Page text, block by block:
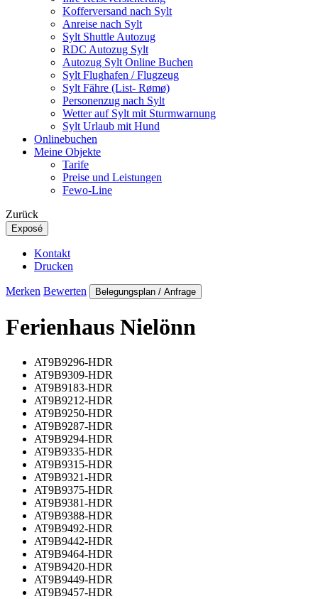
Kofferversand nach Sylt
Anreise nach Sylt
Sylt Shuttle Autozug
RDC Autozug Sylt
Autozug Sylt Online Buchen
Sylt Flughafen / Flugzeug
Sylt Fähre (List- Rømø)
Personenzug nach Sylt
Wetter auf Sylt mit Sturmwarnung
Sylt Urlaub mit Hund
Onlinebuchen
Meine Objekte
Tarife
Preise und Leistungen
Fewo-Line
Zurück
Exposé
Kontakt
Drucken
Merken Bewerten Belegungsplan / Anfrage
Ferienhaus Nielönn
AT9B9296-HDR
AT9B9309-HDR
AT9B9183-HDR
AT9B9212-HDR
AT9B9250-HDR
AT9B9287-HDR
AT9B9294-HDR
AT9B9335-HDR
AT9B9315-HDR
AT9B9321-HDR
AT9B9375-HDR
AT9B9381-HDR
AT9B9388-HDR
AT9B9492-HDR
AT9B9442-HDR
AT9B9464-HDR
AT9B9420-HDR
AT9B9449-HDR
AT9B9457-HDR